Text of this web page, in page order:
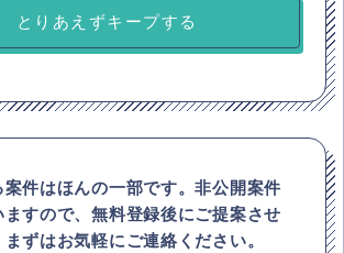
とりあえずキープする
件はほんの一部です。非公開案件
ますので、無料登録後にご提案させ
ずはお気軽にご連絡ください。